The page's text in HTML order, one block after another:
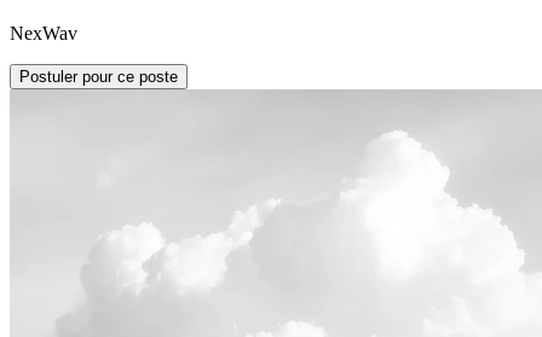
NexWav
Postuler pour ce poste